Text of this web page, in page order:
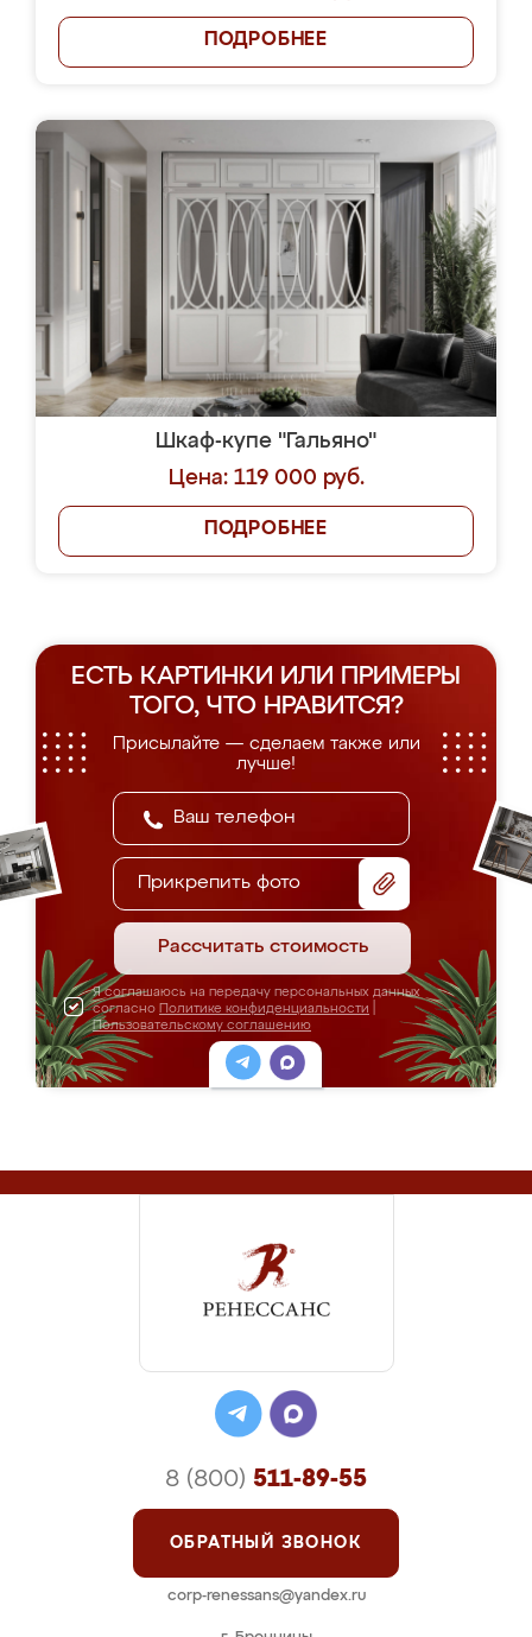
ПОДРОБНЕЕ
Шкаф-купе "Гальяно"
Цена: 119 000 руб.
ПОДРОБНЕЕ
ЕСТЬ КАРТИНКИ ИЛИ ПРИМЕРЫ
ТОГО, ЧТО НРАВИТСЯ?
Присылайте — сделаем также или
лучше!
Прикрепить фото
Рассчитать стоимость
Я соглашаюсь на передачу персональных данных
согласно Политике конфиденциальности
Пользовательскому соглашению
8 (800) 511-89-55
ОБРАТНЫЙ ЗВОНОК
corp-renessans@yandex.ru